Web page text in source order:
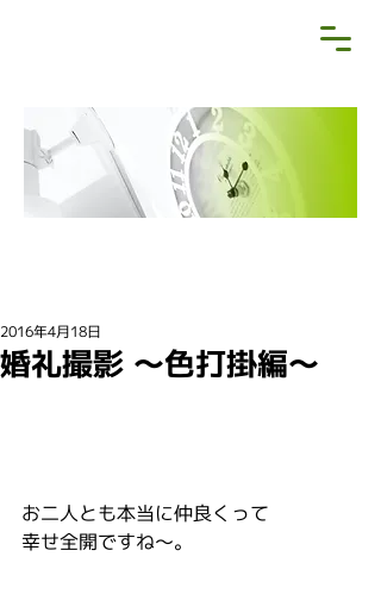
婚礼撮影 〜色打掛編〜
2016年4月18日
お二人とも本当に仲良くって
幸せ全開ですね～。